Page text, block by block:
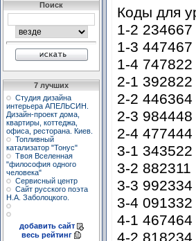
Поиск
7 лучших
Студия дизайна
интерьера АПЕЛЬСИН.
Дизайн-проект дома,
квартиры, коттеджа,
офиса, ресторана. Киев.
Топливный
катализатор "Тонус"
Твоя Вселенная
"философия одного
человека"
Сервисный центр
Сайт русского поэта
Н.А. Заболоцкого.
добавить сайт
весь рейтинг
Коды для
1-2 234667
1-3 447467
1-4 747822
2-1 392822
2-2 446364
2-3 984448
2-4 477444
3-1 343522
3-2 882311
3-3 992334
3-4 091332
4-1 467464
4-2 818234